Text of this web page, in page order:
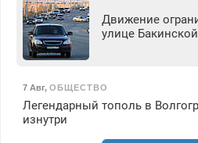
Движение
улице
7 Авг, ОБЩЕСТВО
Легендарный тополь в
изнутри